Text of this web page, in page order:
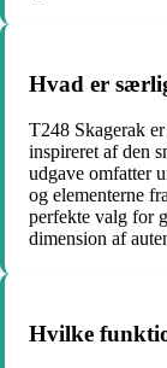
Hvad er
T248 Skagerak
inspireret af den
udgave omfatter
og elementerne
perfekte valg for
dimension af
Hvilke